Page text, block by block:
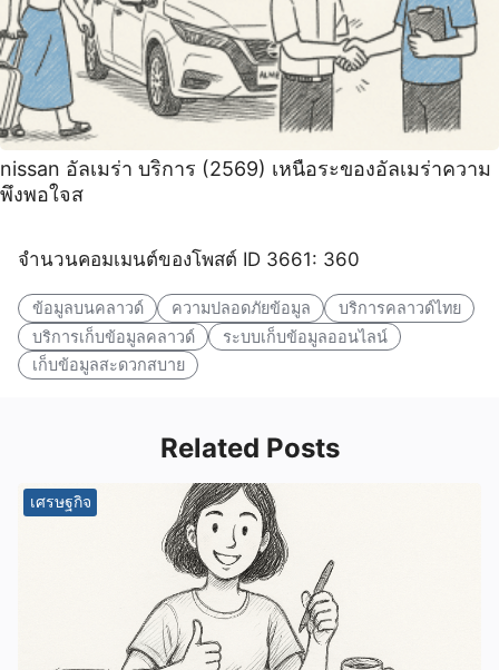
nissan อัลเมร่า บริการ (2569) เหนือระของอัลเมร่าความ
พึงพอใจส
จำนวนคอมเมนต์ของโพสต์ ID 3661: 360
ข้อมูลบนคลาวด์ ความปลอดภัยข้อมูล
บริการคลาวด์ไทย
บริการเก็บข้อมูลคลาวด์
ระบบเก็บข้อมูลออนไลน์
เก็บข้อมูลสะดวกสบาย
Related Posts
เศรษฐกิจ